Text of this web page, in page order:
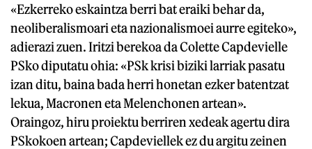
«Ezkerreko eskaintza berri bat eraiki behar da,
neoliberalismoari eta nazionalismoei aurre egiteko»,
adierazi zuen. Iritzi berekoa da Colette Capdevielle
PSko diputatu ohia: «PSk krisi biziki larriak pasatu
izan ditu, baina bada herri honetan ezker batentzat
lekua, Macronen eta Melenchonen artean».
Oraingoz, hiru proiektu berriren xedeak agertu dira
PSkokoen artean; Capdeviellek ez du argitu zeinen